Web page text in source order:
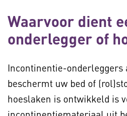
Waarvoor dient
onderlegger of
Incontinentie-onderleggers
beschermt uw bed of
hoeslaken is ontwikkeld is